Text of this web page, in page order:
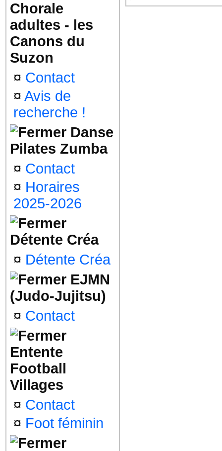
Chorale
adultes - les
Canons du
Suzon
¤ Contact
¤ Avis de
recherche !
Danse
Pilates Zumba
¤ Contact
¤ Horaires
2025-2026
Détente Créa
¤ Détente Créa
EJMN
(Judo-Jujitsu)
¤ Contact
Entente
Football
Villages
¤ Contact
¤ Foot féminin